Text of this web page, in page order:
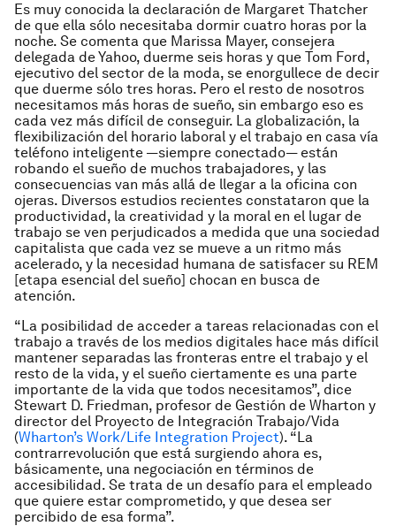
Es muy conocida la declaración de Margaret Thatcher
de que ella sólo necesitaba dormir cuatro horas por la
noche. Se comenta que Marissa Mayer, consejera
delegada de Yahoo, duerme seis horas y que Tom Ford,
ejecutivo del sector de la moda, se enorgullece de decir
que duerme sólo tres horas. Pero el resto de nosotros
necesitamos más horas de sueño, sin embargo eso es
cada vez más difícil de conseguir. La globalización, la
flexibilización del horario laboral y el trabajo en casa vía
teléfono inteligente —siempre conectado— están
robando el sueño de muchos trabajadores, y las
consecuencias van más allá de llegar a la oficina con
ojeras. Diversos estudios recientes constataron que la
productividad, la creatividad y la moral en el lugar de
trabajo se ven perjudicados a medida que una sociedad
capitalista que cada vez se mueve a un ritmo más
acelerado, y la necesidad humana de satisfacer su REM
[etapa esencial del sueño] chocan en busca de
atención.
“La posibilidad de acceder a tareas relacionadas con el
trabajo a través de los medios digitales hace más difícil
mantener separadas las fronteras entre el trabajo y el
resto de la vida, y el sueño ciertamente es una parte
importante de la vida que todos necesitamos”, dice
Stewart D. Friedman, profesor de Gestión de Wharton y
director del Proyecto de Integración Trabajo/Vida
(Wharton’s Work/Life Integration Project). “La
contrarrevolución que está surgiendo ahora es,
básicamente, una negociación en términos de
accesibilidad. Se trata de un desafío para el empleado
que quiere estar comprometido, y que desea ser
percibido de esa forma”.